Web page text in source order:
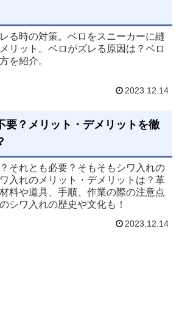
る時の対策。ベロをスニーカーに縫
リット。ベロがズレる原因は？ベロ
を紹介。
2023.12.14
要？メリット・デメリットを徹
それとも必要？そもそもシワ入れの
入れのメリット・デメリットは？革
料や道具、手順、作業の際の注意点
シワ入れの歴史や文化も！
2023.12.14